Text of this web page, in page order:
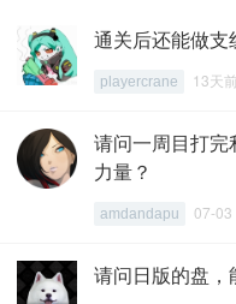
通关后还能做
playercrane 13天
请问一周目打
力量？
amdandapu 07-03
请问日版的盘，